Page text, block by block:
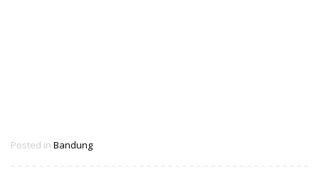
Posted in Bandung